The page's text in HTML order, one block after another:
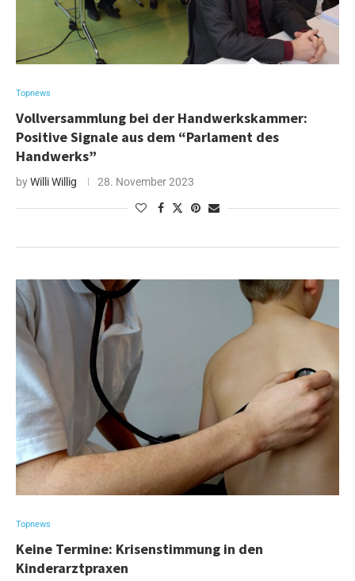
Topnews
Vollversammlung bei der Handwerkskammer:
Positive Signale aus dem “Parlament des
Handwerks”
byWilli Willig 28. November 2023
Topnews
Keine Termine: Krisenstimmung in den
Kinderarztpraxen